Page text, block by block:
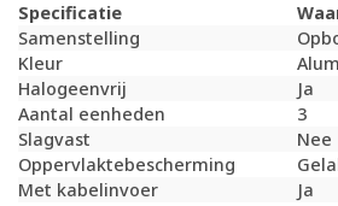
Specificatie
Samenstelling
Kleur
Halogeenvrij
Ja
Aantal eenheden
3
Slagvast
Nee
Oppervlaktebescherming
Met kabelinvoer
Ja